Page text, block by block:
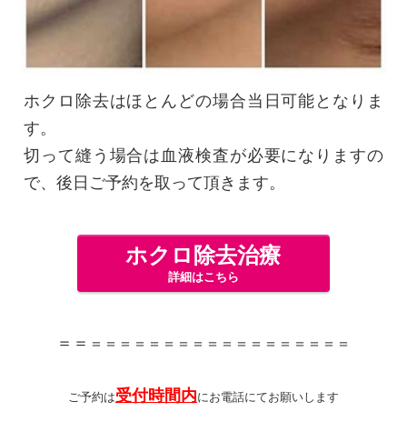
ホクロ除去はほとんどの場合当日可能となりま
す。
切って縫う場合は血液検査が必要になりますの
で、後日ご予約を取って頂きます。
ホクロ除去治療
詳細はこちら
＝＝ ＝＝＝＝＝＝＝＝＝＝＝＝＝＝＝＝＝＝
ご予約は受付時間内にお電話にてお願いします